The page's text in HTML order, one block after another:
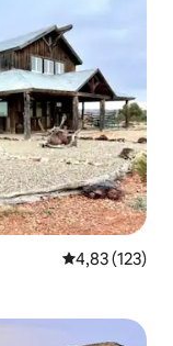
Μέση
4,83 (123)